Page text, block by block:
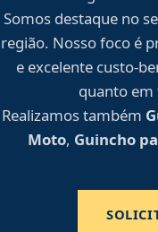
Somos destaque no
região. Nosso foco é
e excelente custo-
quanto em
Realizamos também
Moto, Guincho